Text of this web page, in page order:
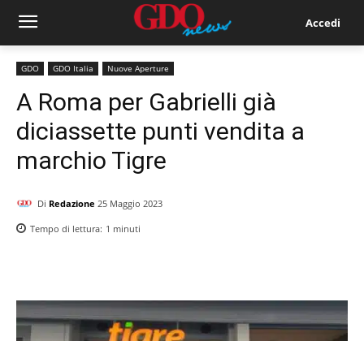
Accedi
GDO GDO Italia Nuove Aperture
A Roma per Gabrielli già
diciassette punti vendita a
marchio Tigre
Di Redazione 25 Maggio 2023
Tempo di lettura: 1 minuti